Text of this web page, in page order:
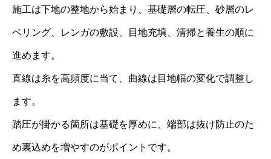
施工は下地の整地から始まり、基礎層の転圧、砂層のレ
ベリング、レンガの敷設、目地充填、清掃と養生の順に
進めます。
直線は糸を高頻度に当て、曲線は目地幅の変化で調整し
ます。
踏圧が掛かる箇所は基礎を厚めに、端部は抜け防止のた
め裏込めを増やすのがポイントです。